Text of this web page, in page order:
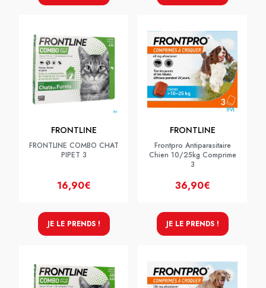
FRONTLINE
FRONTLINE COMBO CHAT
PIPET 3
16,90€
JE LE PRENDS !
FRONTLINE
Frontpro Antiparasitaire
Chien 10/25kg Comprime
3
36,90€
JE LE PRENDS !